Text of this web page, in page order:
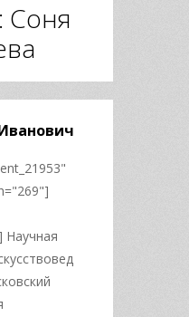
Соня
Научная